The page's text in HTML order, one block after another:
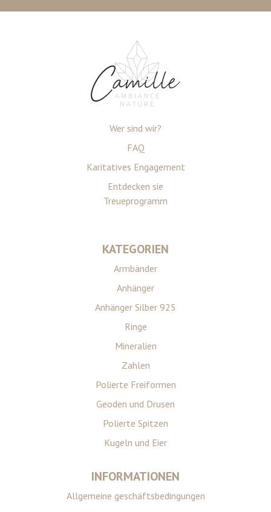
Wer sind wir?
FAQ
Karitatives Engagement
Entdecken sie
Treueprogramm
KATEGORIEN
Armbänder
Anhänger
Anhänger Silber 925
Ringe
Mineralien
Zahlen
Polierte Freiformen
Geoden und Drusen
Polierte Spitzen
Kugeln und Eier
INFORMATIONEN
Allgemeine geschäftsbedingungen